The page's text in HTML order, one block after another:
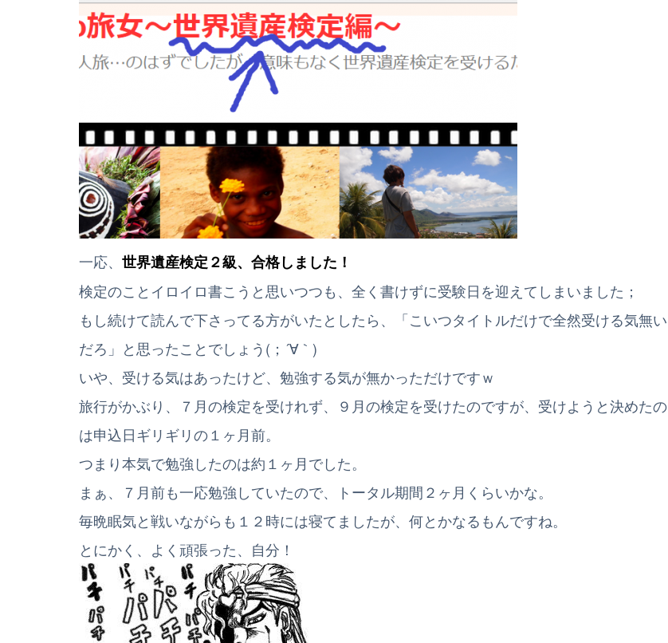
一応、 世界遺産検定２級、合格しました！
検定のことイロイロ書こうと思いつつも、全く書けずに受験日を迎えてしまいました；
もし続けて読んで下さってる方がいたとしたら、「こいつタイトルだけで全然受ける気無い
だろ」と思ったことでしょう(；´∀｀)
いや、受ける気はあったけど、勉強する気が無かっただけですｗ
旅行がかぶり、７月の検定を受けれず、９月の検定を受けたのですが、受けようと決めたの
は申込日ギリギリの１ヶ月前。
つまり本気で勉強したのは約１ヶ月でした。
まぁ、７月前も一応勉強していたので、トータル期間２ヶ月くらいかな。
毎晩眠気と戦いながらも１２時には寝てましたが、何とかなるもんですね。
とにかく、よく頑張った、自分！